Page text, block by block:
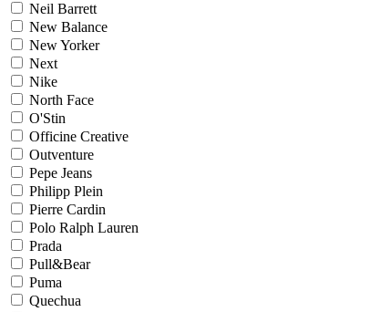
Neil Barrett
New Balance
New Yorker
Next
Nike
North Face
O'Stin
Officine Creative
Outventure
Pepe Jeans
Philipp Plein
Pierre Cardin
Polo Ralph Lauren
Prada
Pull&Bear
Puma
Quechua